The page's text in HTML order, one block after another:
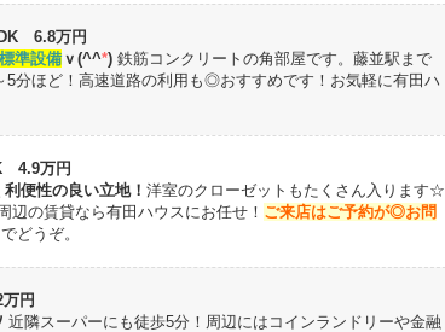
6.8万円
準設備ｖ(^^*) 鉄筋コンクリートの角部屋です。藤並駅まで
分ほど！ 高速道路の利用も◎おすすめです！お気軽に有田ハ
4.9万円
便性の良い立地！ 洋室のクローゼットもたくさん入ります☆
辺の賃貸なら有田ハウスにお任せ！ ご来店はご予約が◎お問
どうぞ。
円
近隣スーパーにも徒歩5分！ 周辺にはコインランドリーや金融